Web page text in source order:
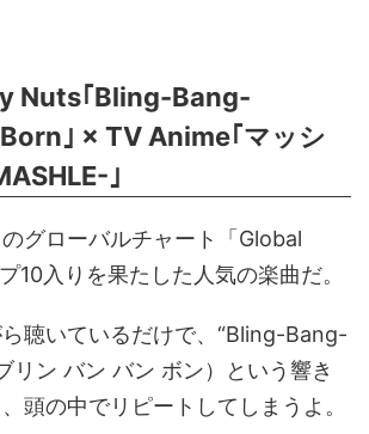
Nuts｢Bling-Bang-
｣ × TV Anime｢マッシ
｣
グローバルチャート「Global
10入りを果たした人気の楽曲だ。
聴いているだけで、“Bling-Bang-
リン バン バン ボン）という響き
頭の中でリピートしてしまうよ。